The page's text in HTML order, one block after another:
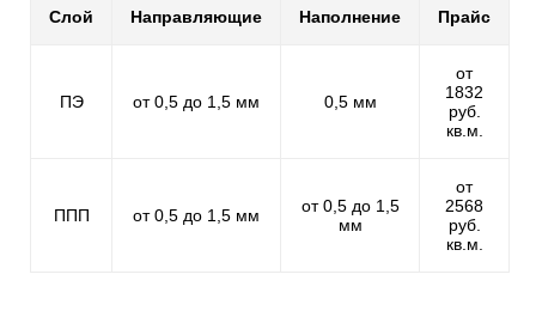
Слой Направляющие Наполнение Прайс
ПЭ от 0,5 до 1,5 мм 0,5 мм
от
1832
руб.
кв.м.
ППП от 0,5 до 1,5 мм
от 0,5 до 1,5
мм
от
2568
руб.
кв.м.